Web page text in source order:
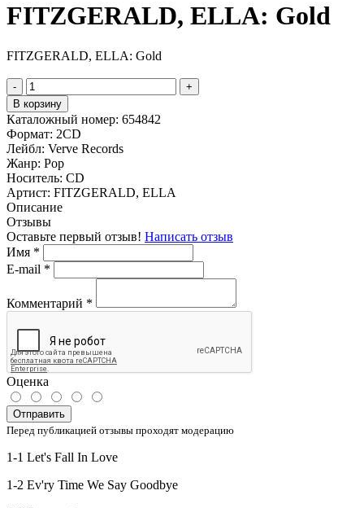
FITZGERALD, ELLA: Gold
FITZGERALD, ELLA: Gold
-
+
В корзину
Каталожный номер: 654842
Формат: 2CD
Лейбл: Verve Records
Жанр: Pop
Носитель: CD
Артист: FITZGERALD, ELLA
Описание
Отзывы
Оставьте первый отзыв! Написать отзыв
Имя *
E-mail *
Комментарий *
Оценка
Отправить
Перед публикацией отзывы проходят модерацию
1-1 Let's Fall In Love
1-2 Ev'ry Time We Say Goodbye